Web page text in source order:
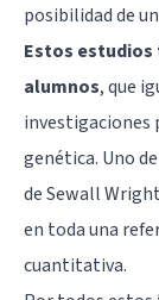
posibilidad de
Estos estudios
alumnos, que
investigaciones
genética. Uno
de Sewall
en toda una
cuantitativa.